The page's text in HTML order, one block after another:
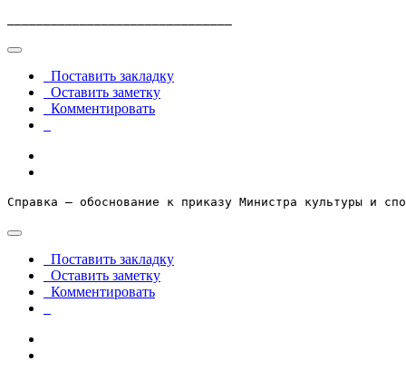
Поставить закладку
Оставить заметку
Комментировать
Справка – обоснование к приказу Министра культуры и
Поставить закладку
Оставить заметку
Комментировать